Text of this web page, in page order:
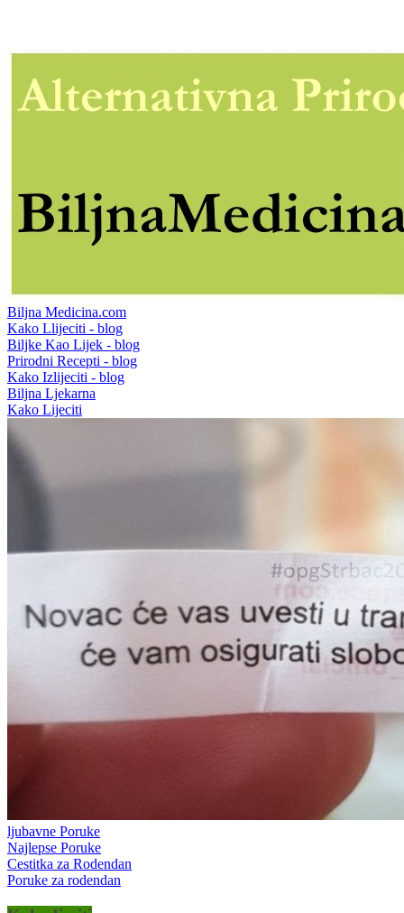
Biljna Medicina.com
Kako Llijeciti - blog
Biljke Kao Lijek - blog
Prirodni Recepti - blog
Kako Izlijeciti - blog
Biljna Ljekarna
Kako Lijeciti
ljubavne Poruke
Najlepse Poruke
Cestitka za Rodendan
Poruke za rodendan